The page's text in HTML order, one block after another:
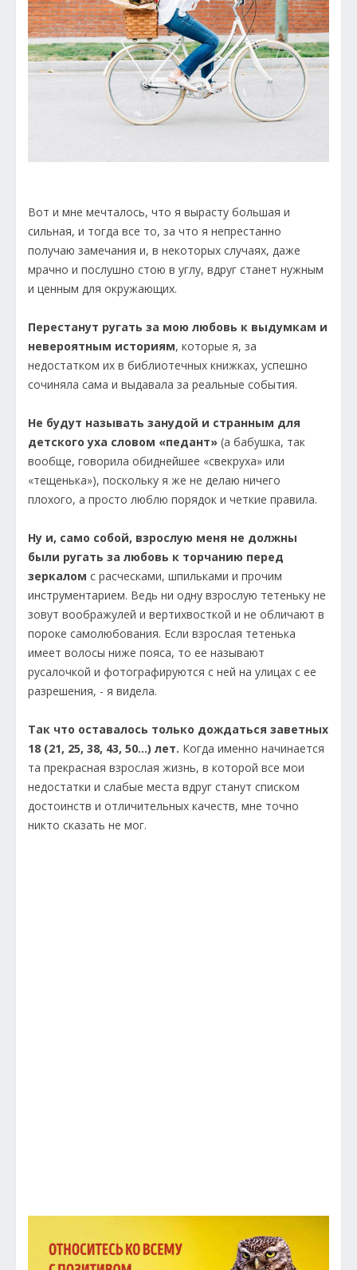
Вот и мне мечталось, что я вырасту большая и
сильная, и тогда все то, за что я непрестанно
получаю замечания и, в некоторых случаях, даже
мрачно и послушно стою в углу, вдруг станет нужным
и ценным для окружающих.
Перестанут ругать за мою любовь к выдумкам и
невероятным историям, которые я, за
недостатком их в библиотечных книжках, успешно
сочиняла сама и выдавала за реальные события.
Не будут называть занудой и странным для
детского уха словом «педант» (а бабушка, так
вообще, говорила обиднейшее «свекруха» или
«тещенька»), поскольку я же не делаю ничего
плохого, а просто люблю порядок и четкие правила.
Ну и, само собой, взрослую меня не должны
были ругать за любовь к торчанию перед
зеркалом с расческами, шпильками и прочим
инструментарием. Ведь ни одну взрослую тетеньку не
зовут воображулей и вертихвосткой и не обличают в
пороке самолюбования. Если взрослая тетенька
имеет волосы ниже пояса, то ее называют
русалочкой и фотографируются с ней на улицах с ее
разрешения, - я видела.
Так что оставалось только дождаться заветных
18 (21, 25, 38, 43, 50…) лет. Когда именно начинается
та прекрасная взрослая жизнь, в которой все мои
недостатки и слабые места вдруг станут списком
достоинств и отличительных качеств, мне точно
никто сказать не мог.